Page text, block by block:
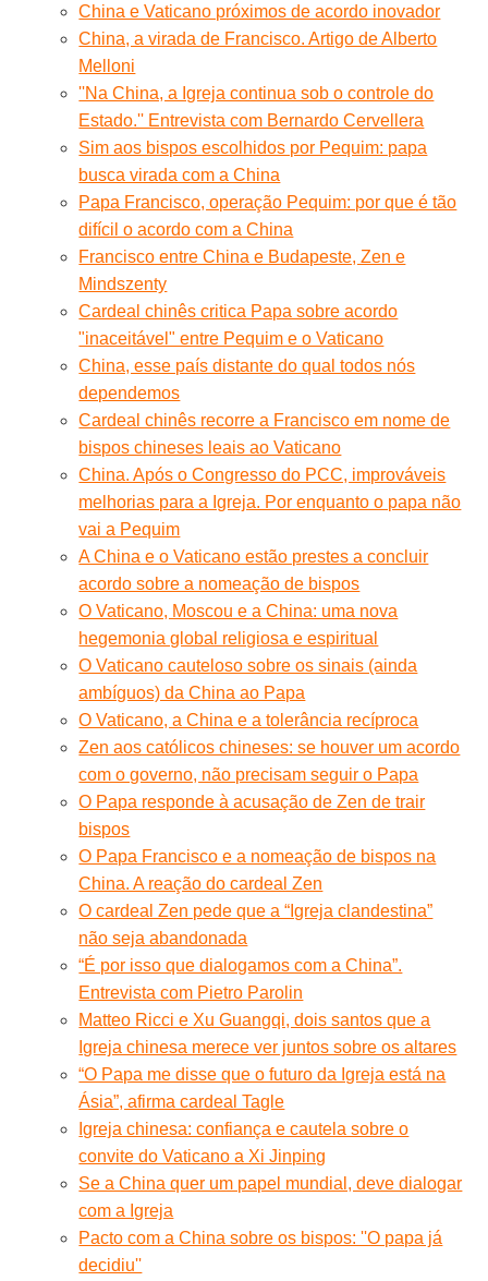
China e Vaticano próximos de acordo inovador
China, a virada de Francisco. Artigo de Alberto
Melloni
''Na China, a Igreja continua sob o controle do
Estado.'' Entrevista com Bernardo Cervellera
Sim aos bispos escolhidos por Pequim: papa
busca virada com a China
Papa Francisco, operação Pequim: por que é tão
difícil o acordo com a China
Francisco entre China e Budapeste, Zen e
Mindszenty
Cardeal chinês critica Papa sobre acordo
"inaceitável" entre Pequim e o Vaticano
China, esse país distante do qual todos nós
dependemos
Cardeal chinês recorre a Francisco em nome de
bispos chineses leais ao Vaticano
China. Após o Congresso do PCC, improváveis
melhorias para a Igreja. Por enquanto o papa não
vai a Pequim
A China e o Vaticano estão prestes a concluir
acordo sobre a nomeação de bispos
O Vaticano, Moscou e a China: uma nova
hegemonia global religiosa e espiritual
O Vaticano cauteloso sobre os sinais (ainda
ambíguos) da China ao Papa
O Vaticano, a China e a tolerância recíproca
Zen aos católicos chineses: se houver um acordo
com o governo, não precisam seguir o Papa
O Papa responde à acusação de Zen de trair
bispos
O Papa Francisco e a nomeação de bispos na
China. A reação do cardeal Zen
O cardeal Zen pede que a “Igreja clandestina”
não seja abandonada
“É por isso que dialogamos com a China”.
Entrevista com Pietro Parolin
Matteo Ricci e Xu Guangqi, dois santos que a
Igreja chinesa merece ver juntos sobre os altares
“O Papa me disse que o futuro da Igreja está na
Ásia”, afirma cardeal Tagle
Igreja chinesa: confiança e cautela sobre o
convite do Vaticano a Xi Jinping
Se a China quer um papel mundial, deve dialogar
com a Igreja
Pacto com a China sobre os bispos: ''O papa já
decidiu''